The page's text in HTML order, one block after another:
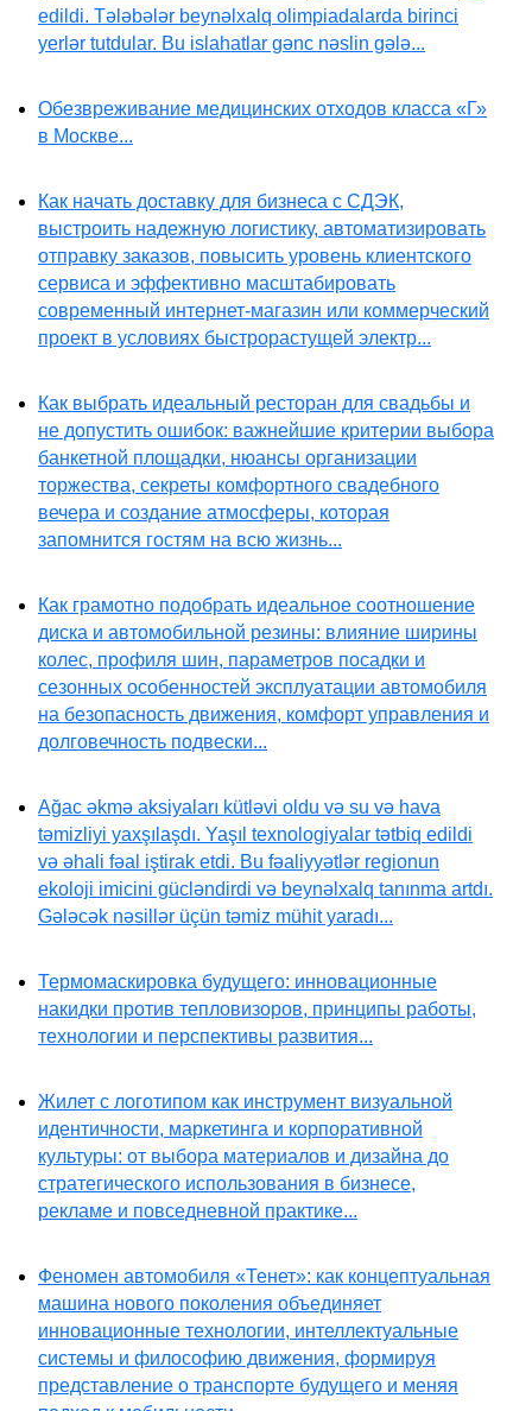
edildi. Tələbələr beynəlxalq olimpiadalarda birinci
yerlər tutdular. Bu islahatlar gənc nəslin gələ...
Обезвреживание медицинских отходов класса «Г»
в Москве...
Как начать доставку для бизнеса с СДЭК,
выстроить надежную логистику, автоматизировать
отправку заказов, повысить уровень клиентского
сервиса и эффективно масштабировать
современный интернет-магазин или коммерческий
проект в условиях быстрорастущей электр...
Как выбрать идеальный ресторан для свадьбы и
не допустить ошибок: важнейшие критерии выбора
банкетной площадки, нюансы организации
торжества, секреты комфортного свадебного
вечера и создание атмосферы, которая
запомнится гостям на всю жизнь...
Как грамотно подобрать идеальное соотношение
диска и автомобильной резины: влияние ширины
колес, профиля шин, параметров посадки и
сезонных особенностей эксплуатации автомобиля
на безопасность движения, комфорт управления и
долговечность подвески...
Ağac əkmə aksiyaları kütləvi oldu və su və hava
təmizliyi yaxşılaşdı. Yaşıl texnologiyalar tətbiq edildi
və əhali fəal iştirak etdi. Bu fəaliyyətlər regionun
ekoloji imicini gücləndirdi və beynəlxalq tanınma artdı.
Gələcək nəsillər üçün təmiz mühit yaradı...
Термомаскировка будущего: инновационные
накидки против тепловизоров, принципы работы,
технологии и перспективы развития...
Жилет с логотипом как инструмент визуальной
идентичности, маркетинга и корпоративной
культуры: от выбора материалов и дизайна до
стратегического использования в бизнесе,
рекламе и повседневной практике...
Феномен автомобиля «Тенет»: как концептуальная
машина нового поколения объединяет
инновационные технологии, интеллектуальные
системы и философию движения, формируя
представление о транспорте будущего и меняя